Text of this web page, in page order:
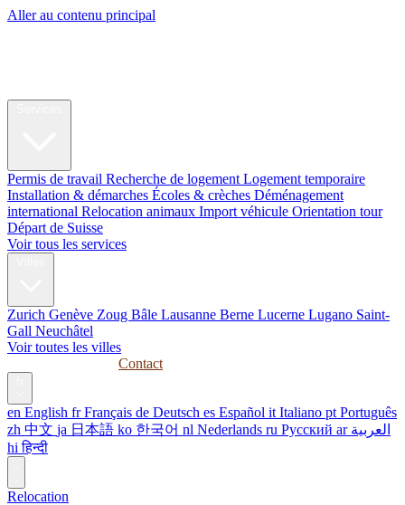
Aller au contenu principal
Permis de travail Recherche de logement Logement temporaire
Installation & démarches Écoles & crèches Déménagement
international Relocation animaux Import véhicule Orientation tour
Départ de Suisse
Voir tous les services
Zurich Genève Zoug Bâle Lausanne Berne Lucerne Lugano Saint-
Gall Neuchâtel
Voir toutes les villes
Contact
en English fr Français de Deutsch es Español it Italiano pt Português
zh 中文 ja 日本語 ko 한국어 nl Nederlands ru Русский ar العربية
hi हिन्दी
Relocation